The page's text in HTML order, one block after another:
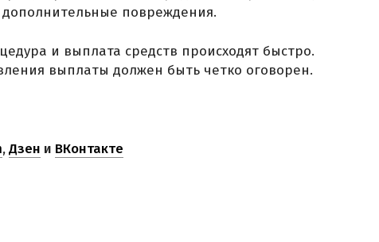
повреждения.
и выплата средств происходят быстро.
выплаты должен быть четко оговорен.
,Дзен и ВКонтакте